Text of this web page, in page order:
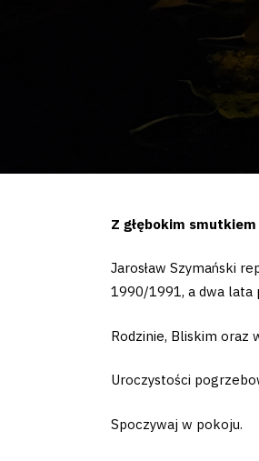
Z głębokim
Jarosław Szymański
1990/1991, a dwa lata
Rodzinie, Bliskim oraz
Uroczystości
Spoczywaj w pokoju.